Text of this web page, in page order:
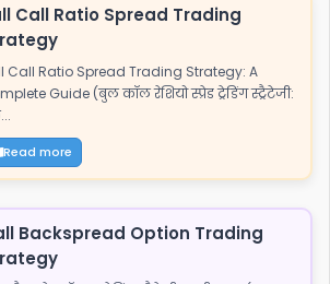
Call Ratio Spread Trading
Call Ratio Spread Trading Strategy: A
Guide (बुल कॉल रेशियो स्प्रेड ट्रेडिंग स्ट्रैटेजी:
Read more
Backspread Option Trading